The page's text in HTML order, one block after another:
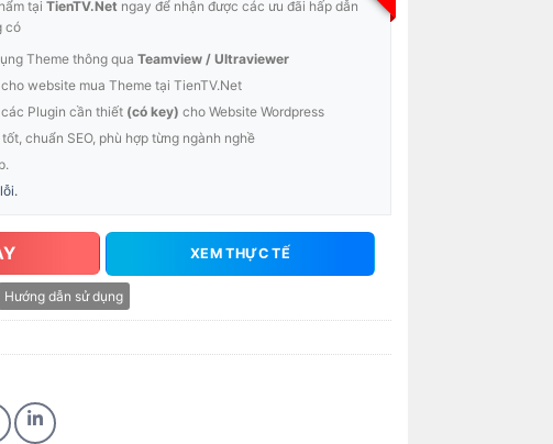
tại TienTV.Net ngay để nhận được các ưu đãi hấp dẫn
có
Theme thông qua Teamview / Ultraviewer
cho website mua Theme tại TienTV.Net
Plugin cần thiết (có key) cho Website Wordpress
chuẩn SEO, phù hợp từng ngành nghề
XEM THỰC TẾ
Hướng dẫn sử dụng